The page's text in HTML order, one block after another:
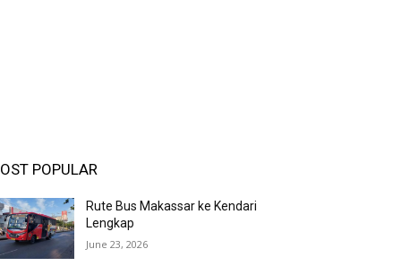
POPULAR
Rute Bus Makassar ke Kendari
Lengkap
June 23, 2026